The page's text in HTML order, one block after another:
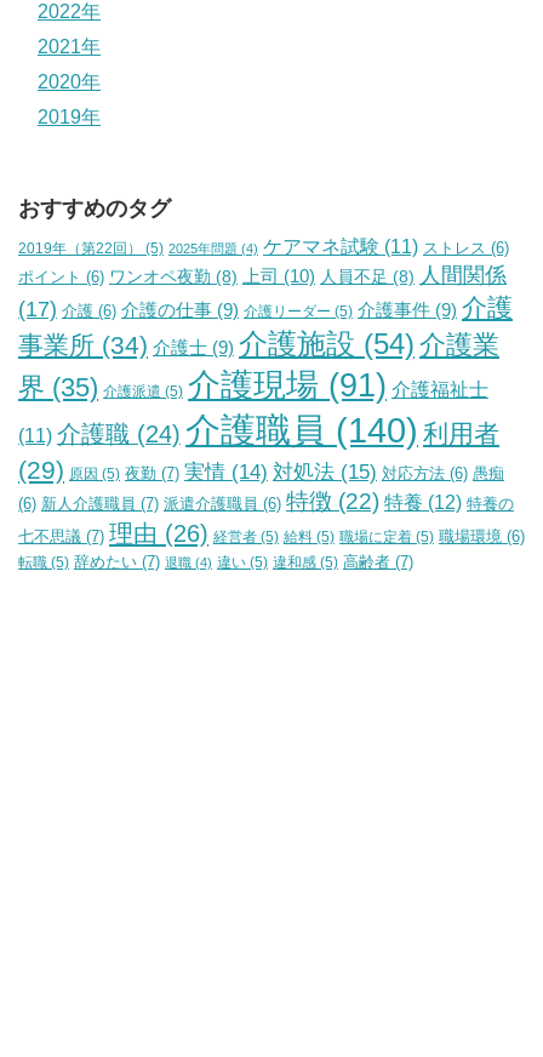
2022年
2021年
2020年
2019年
おすすめのタグ
2019年（第22回） (5) 2025年問題 (4) ケアマネ試験 (11) ストレス (6)
ポイント (6) ワンオペ夜勤 (8) 上司 (10) 人員不足 (8) 人間関係
(17) 介護 (6) 介護の仕事 (9) 介護リーダー (5) 介護事件 (9) 介護
事業所 (34) 介護士 (9) 介護施設 (54) 介護業
界 (35) 介護派遣 (5) 介護現場 (91) 介護福祉士
(11) 介護職 (24) 介護職員 (140) 利用者
(29) 原因 (5) 夜勤 (7) 実情 (14) 対処法 (15) 対応方法 (6) 愚痴
(6) 新人介護職員 (7) 派遣介護職員 (6) 特徴 (22) 特養 (12) 特養の
七不思議 (7) 理由 (26) 経営者 (5) 給料 (5) 職場に定着 (5) 職場環境 (6)
転職 (5) 辞めたい (7) 退職 (4) 違い (5) 違和感 (5) 高齢者 (7)